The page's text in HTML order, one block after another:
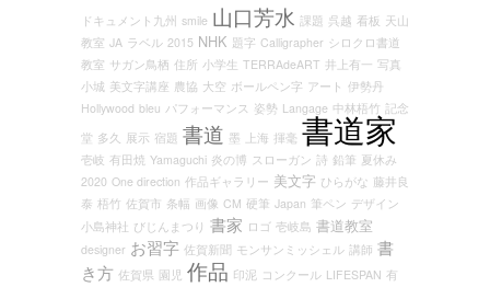
ドキュメント九州 smile 山口芳水 課題 呉越 看板 天山
教室 JA ラベル 2015 NHK 題字 Calligrapher シロクロ書道
教室 サガン鳥栖 住所 小学生 TERRAdeART 井上有一 写真
小城 美文字講座 農協 大空 ボールペン字 アート 伊勢丹
Hollywood bleu パフォーマンス 姿勢 Langage 中林梧竹 記念
堂 多久 展示 宿題 書道 墨 上海 揮毫 書道家
壱岐 有田焼 Yamaguchi 炎の博 スローガン 詩 鉛筆 夏休み
2020 One direction 作品ギャラリー 美文字 ひらがな 藤井良
泰 梧竹 佐賀市 条幅 画像 CM 硬筆 Japan 筆ペン デザイン
小島神社 びじんまつり 書家 ロゴ 壱岐島 書道教室
designer お習字 佐賀新聞 モンサンミッシェル 講師 書
き方 佐賀県 園児 作品 印泥 コンクール LIFESPAN 有